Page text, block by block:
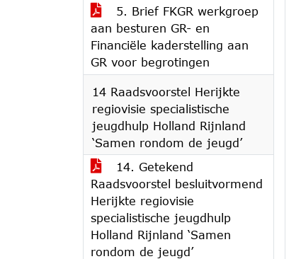
5. Brief FKGR werkgroep
aan besturen GR- en
Financiële kaderstelling aan
GR voor begrotingen
14 Raadsvoorstel Herijkte
regiovisie specialistische
jeugdhulp Holland Rijnland
‘Samen rondom de jeugd’
14. Getekend
Raadsvoorstel besluitvormend
Herijkte regiovisie
specialistische jeugdhulp
Holland Rijnland ‘Samen
rondom de jeugd’